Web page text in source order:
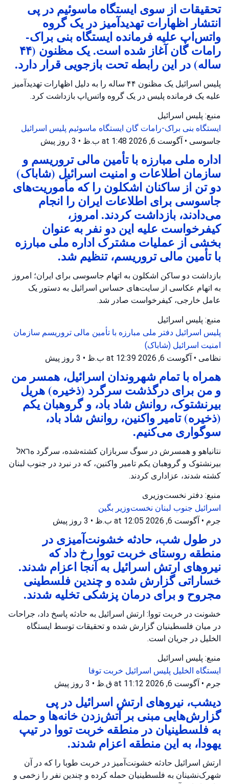
تحقیقات از سوی ایستگاه ماسوئیم در پی
انتشار اظهارات تهدیدآمیز در یک گروه
واتس‌اپ علیه فرمانده ایستگاه بنی براک-
رامات گان آغاز شده است. یک مظنون (۴۴
ساله) در این رابطه تحت بازجویی قرار دارد.
پلیس اسرائیل یک مظنون ۴۴ ساله را به دلیل اظهارات تهدیدآمیز
علیه یک فرمانده پلیس در یک گروه واتس‌اپ بازداشت کرد.
منبع: پلیس اسرائیل
ایستگاه بنی براک-رامات گان ایستگاه ماسوئیم پلیس اسرائیل
جاسوسی • آگوست 6, 2026 at 1:48 ب.ظ • 3 روز پیش
اداره ملی مبارزه با تأمین مالی تروریسم و
سازمان اطلاعات و امنیت اسرائیل (شاباک)
دو تن از ساکنان اشکلون را که مأموریت‌های
جاسوسی برای اطلاعات ایران را انجام
می‌دادند، بازداشت کردند. امروز،
کیفرخواست علیه این دو نفر به عنوان
بخشی از عملیات مشترک اداره ملی مبارزه
با تأمین مالی تروریسم، تنظیم شد.
بازداشت دو ساکن اشکلون به اتهام جاسوسی برای ایران؛ امروز
به اتهام عکاسی از سایت‌های حساس اسرائیل به دستور یک
عامل خارجی، کیفرخواست صادر شد.
منبع: پلیس اسرائیل
پلیس اسرائیل دفتر ملی مبارزه با تأمین مالی تروریسم سازمان
امنیت اسرائیل (شاباک)
نظامی • آگوست 6, 2026 at 12:39 ب.ظ • 3 روز پیش
همراه با تمام شهروندان اسرائیل، همسر من
و من برای درگذشت سرگرد (ذخیره) هریل
بیرنشتوک، روانش شاد باد، و گروهبان یکم
(ذخیره) تامیر واکنین، روانش شاد باد،
سوگواری می‌کنیم.
نتانیاهو و همسرش در سوگ سربازان کشته‌شده، سرگرد هראל
بیرنشتوک و گروهبان یکم تامیر واکنین، که در نبرد در جنوب لبنان
کشته شدند، عزاداری کردند.
منبع: دفتر نخست‌وزیری
اسرائیل جنوب لبنان نخست‌وزیر بگین
جرم • آگوست 6, 2026 at 12:05 ب.ظ • 3 روز پیش
در طول شب، حادثه خشونت‌آمیزی در
منطقه روستای خربت تووا رخ داد که
نیروهای ارتش اسرائیل به آنجا اعزام شدند.
خساراتی گزارش شده و چندین فلسطینی
مجروح و برای درمان پزشکی تخلیه شدند.
خشونت در خربت تووا: ارتش اسرائیل به حادثه پاسخ داد، جراحات
در میان فلسطینیان گزارش شده و تحقیقات توسط ایستگاه
الخلیل در جریان است.
منبع: پلیس اسرائیل
ایستگاه الخلیل پلیس اسرائیل خربت توفا
جرم • آگوست 6, 2026 at 11:12 ق.ظ • 3 روز پیش
دیشب، نیروهای ارتش اسرائیل در پی
گزارش‌هایی مبنی بر آتش‌زدن خانه‌ها و حمله
به فلسطینیان در منطقه خربت تووا در تیپ
یهودا، به این منطقه اعزام شدند.
ارتش اسرائیل حادثه خشونت‌آمیز در خربت طوبا را که در آن
شهرک‌نشینان به فلسطینیان حمله کرده و چندین نفر را زخمی و